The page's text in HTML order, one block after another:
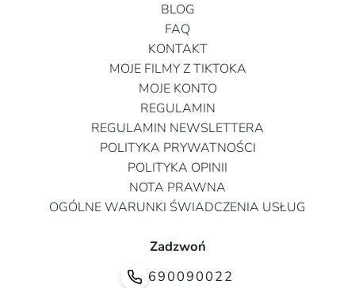
BLOG
FAQ
KONTAKT
MOJE FILMY Z TIKTOKA
MOJE KONTO
REGULAMIN
REGULAMIN NEWSLETTERA
POLITYKA PRYWATNOŚCI
POLITYKA OPINII
NOTA PRAWNA
OGÓLNE WARUNKI ŚWIADCZENIA USŁUG
Zadzwoń
690090022